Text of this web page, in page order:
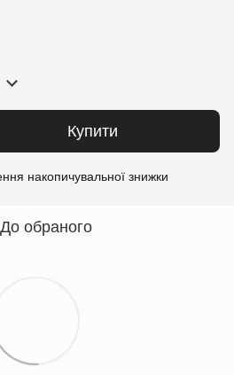
Купити
накопичувальної знижки
До обраного